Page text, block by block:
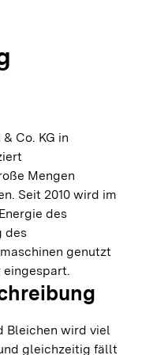
Co. KG in
Mengen
Seit 2010 wird im
des
des
genutzt
eingespart.
Bleichen wird viel
gleichzeitig fällt